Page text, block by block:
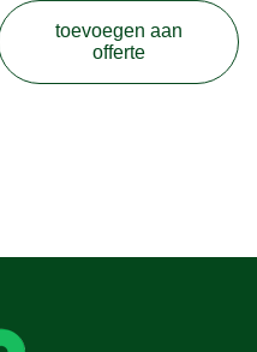
toevoegen aan
offerte